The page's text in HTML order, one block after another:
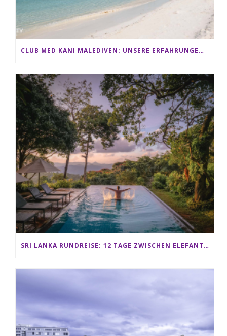
CLUB MED KANI MALEDIVEN: UNSERE ERFAHRUNGEN IM ALL-INCLUSIVE PARADIES
SRI LANKA RUNDREISE: 12 TAGE ZWISCHEN ELEFANTEN, TEEPLANTAGEN & STRAND ALS FAMILIE